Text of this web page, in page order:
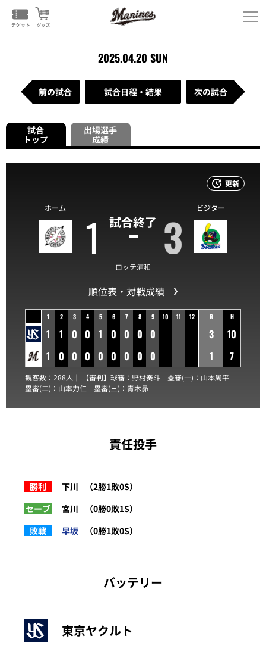
2025.04.20 SUN
前の試合 試合日程・結果 次の試合
試合
トップ
出場選手
成績
更新
試合終了
ホーム
1 3
ビジター
ロッテ浦和
順位表・対戦成績
1 2 3 4 5 6 7 8 9 10 11 12
1 1 0 0 1 0 0 0 0
1
0 0 0 0 0 0 0 0
R H
3
10
1
7
観客数：288人｜ 【審判】球審： 野村奏斗 塁審(一)： 山本周平
塁審(二)： 山本力仁 塁審(三)： 青木昴
責任投手
勝利 下川
（2勝1敗0S）
セーブ
宮川
（0勝0敗1S）
敗戦
早坂 （0勝1敗0S）
バッテリー
東京ヤクルト